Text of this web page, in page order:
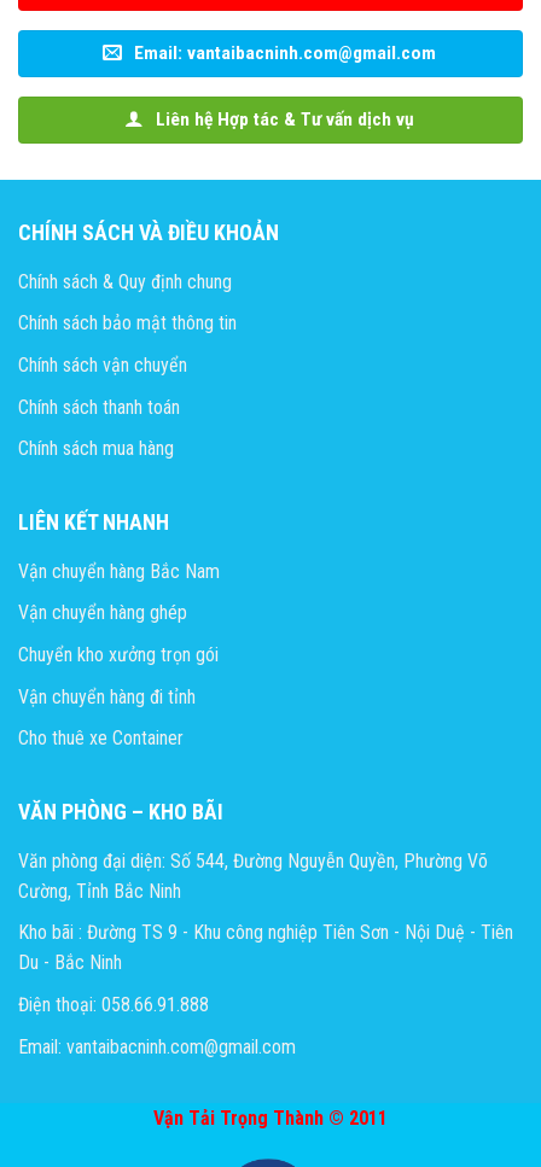
Email: vantaibacninh.com@gmail.com
Liên hệ Hợp tác & Tư vấn dịch vụ
CHÍNH SÁCH VÀ ĐIỀU KHOẢN
Chính sách & Quy định chung
Chính sách bảo mật thông tin
Chính sách vận chuyển
Chính sách thanh toán
Chính sách mua hàng
LIÊN KẾT NHANH
Vận chuyển hàng Bắc Nam
Vận chuyển hàng ghép
Chuyển kho xưởng trọn gói
Vận chuyển hàng đi tỉnh
Cho thuê xe Container
VĂN PHÒNG – KHO BÃI
Văn phòng đại diện: Số 544, Đường Nguyễn Quyền, Phường Võ
Cường, Tỉnh Bắc Ninh
Kho bãi : Đường TS 9 - Khu công nghiệp Tiên Sơn - Nội Duệ - Tiên
Du - Bắc Ninh
Điện thoại: 058.66.91.888
Email: vantaibacninh.com@gmail.com
Vận Tải Trọng Thành © 2011